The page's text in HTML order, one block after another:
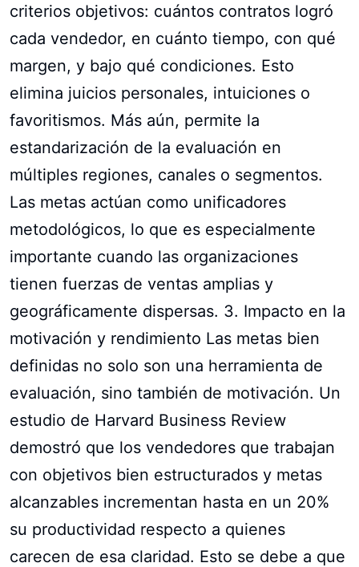
criterios objetivos: cuántos contratos logró
cada vendedor, en cuánto tiempo, con qué
margen, y bajo qué condiciones. Esto
elimina juicios personales, intuiciones o
favoritismos. Más aún, permite la
estandarización de la evaluación en
múltiples regiones, canales o segmentos.
Las metas actúan como unificadores
metodológicos, lo que es especialmente
importante cuando las organizaciones
tienen fuerzas de ventas amplias y
geográficamente dispersas. 3. Impacto en la
motivación y rendimiento Las metas bien
definidas no solo son una herramienta de
evaluación, sino también de motivación. Un
estudio de Harvard Business Review
demostró que los vendedores que trabajan
con objetivos bien estructurados y metas
alcanzables incrementan hasta en un 20%
su productividad respecto a quienes
carecen de esa claridad. Esto se debe a que